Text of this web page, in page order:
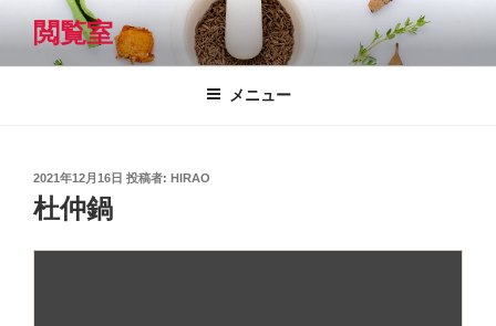
テ
閲覧室
メニュー
投
稿
日:
2021年12月16日 投稿者: HIRAO
杜仲鍋